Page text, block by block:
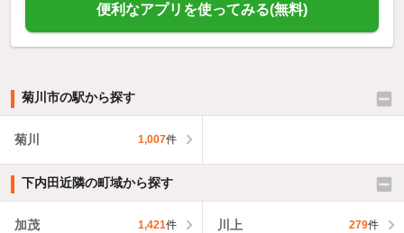
便利なアプリを使ってみる(無料)
菊川市の駅から探す
菊川 1,007件
下内田近隣の町域から探す
加茂 1,421件 川上 279件